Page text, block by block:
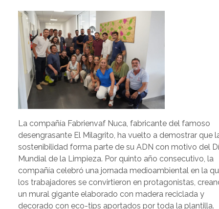
La compañía Fabrienvaf Nuca, fabricante del famoso
desengrasante El Milagrito, ha vuelto a demostrar que
sostenibilidad forma parte de su ADN con motivo del
Mundial de la Limpieza. Por quinto año consecutivo, la
compañía celebró una jornada medioambiental en la
los trabajadores se convirtieron en protagonistas,
un mural gigante elaborado con madera reciclada y
decorado con eco-tips aportados por toda la plantilla.